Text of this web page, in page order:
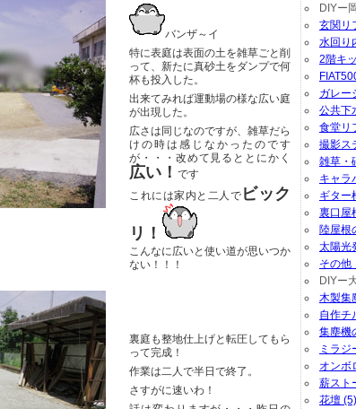
バンザ～イ
特に表庭は表面の土を雑草ごと削
って、新たに真砂土をダンプで何
杯も投入した。
出来てみれば運動場の様な広い庭
が出現した。
広さは同じなのですが、雑草だら
けの時は感じなかったのです
が・・・改めて見るととにかく
広い！ です
これには家内と二人で ビック
リ！
こんなに広いと使い道が思いつか
ない！！！
裏庭も整地仕上げと転圧してもら
って完成！
作業は二人で半日で終了。
さすがに速いわ！
DIYー
玄関リ
水回り
2階キ
ガレー
公共下
食堂リ
撮影ス
雑草・
キャラ
ギター
裏口屋
陸屋根
太陽光
その他
DIYー
木製集
自作チ
集塵機
ミラジ
オンボ
薪スト
花壇 (5)